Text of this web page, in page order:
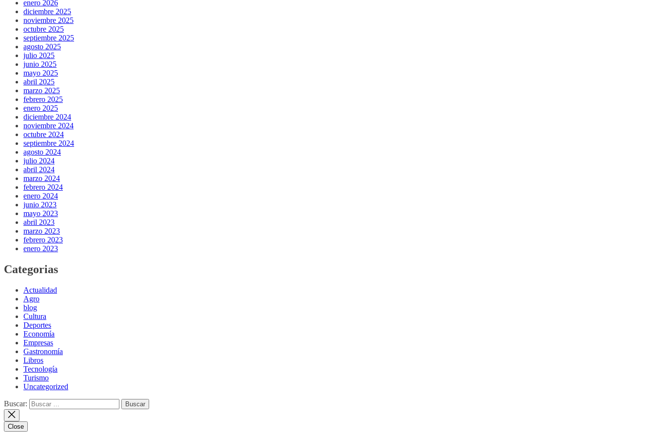
enero 2026
diciembre 2025
noviembre 2025
octubre 2025
septiembre 2025
agosto 2025
julio 2025
junio 2025
mayo 2025
abril 2025
marzo 2025
febrero 2025
enero 2025
diciembre 2024
noviembre 2024
octubre 2024
septiembre 2024
agosto 2024
julio 2024
abril 2024
marzo 2024
febrero 2024
enero 2024
junio 2023
mayo 2023
abril 2023
marzo 2023
febrero 2023
enero 2023
Categorias
Actualidad
Agro
blog
Cultura
Deportes
Economía
Empresas
Gastronomía
Libros
Tecnología
Turismo
Uncategorized
Buscar:
Close